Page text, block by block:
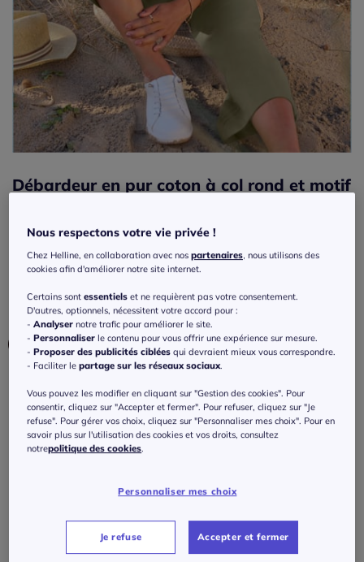
Débardeur en pur coton à col rond et motif
Réf : 465.334.045 3.6/5-
Choisir une couleur :
Taille :
Veuillez sélectionner une taille
Disponible dans 2 semaines
Nous respectons votre vie privée !
Chez Helline, en collaboration avec nospartenaires, nous utilisons des
cookies afin d'améliorer notre site internet.
Certains sontessentiels et ne requièrent pas votre consentement.
D'autres, optionnels, nécessitent votre accord pour :
-Analyser notre trafic pour améliorer le site.
-Personnaliser le contenu pour vous offrir une expérience sur mesure.
-Proposer des publicités ciblées qui devraient mieux vous correspondre.
- Faciliter lepartage sur les réseaux sociaux.
Vous pouvez les modifier en cliquant sur "Gestion des cookies". Pour
consentir, cliquez sur "Accepter et fermer". Pour refuser, cliquez sur "Je
refuse". Pour gérer vos choix, cliquez sur "Personnaliser mes choix". Pour en
savoir plus sur l'utilisation des cookies et vos droits, consultez
notrepolitique des cookies.
Personnaliser mes choix
Je refuse Accepter et fermer